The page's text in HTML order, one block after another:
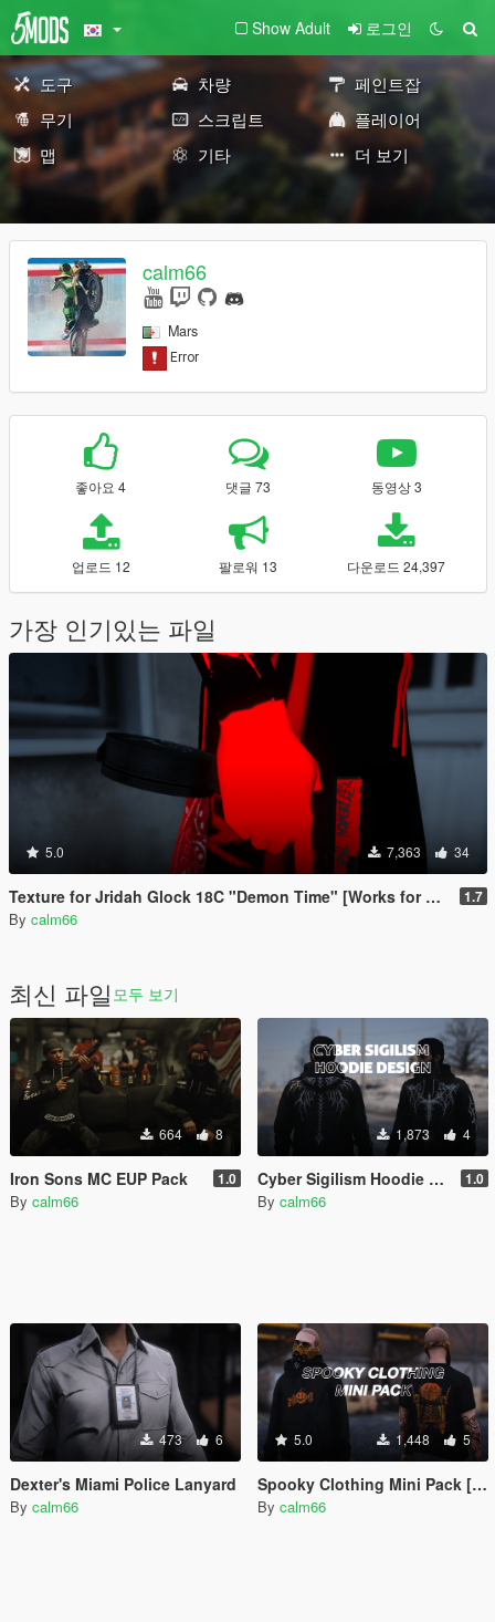
Show Adult 로그인
도구 차량
페인트잡
무기
스크립트
플레이어
맵
기타 더 보기
calm66
Mars
좋아요 4 댓글 73 동영상 3
업로드 12 팔로워 13 다운로드 24,397
가장 인기있는 파일
5.0 7,363 34
Texture for Jridah Glock 18C "Demon Time" [Works for FiveM and GTA5] 1.7
By calm66
최신 파일 모두 보기
664 8
Iron Sons MC EUP Pack 1.0
By calm66
1,873 4
Cyber Sigilism Hoodie Design 1.0
By calm66
473 6
Dexter's Miami Police Lanyard
By calm66
5.0 1,448 5
Spooky Clothing Mini Pack [Add-on]
By calm66